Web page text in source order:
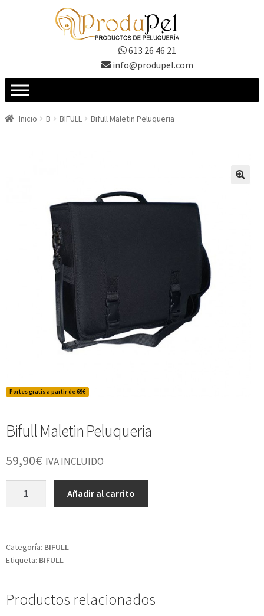
613 26 46 21
info@produpel.com
Inicio B BIFULL Bifull Maletin Peluqueria
Portes gratis a partir de 69€
Bifull Maletin Peluqueria
59,90€ IVA INCLUIDO
Añadir al carrito
Categoría: BIFULL
Etiqueta: BIFULL
Productos relacionados